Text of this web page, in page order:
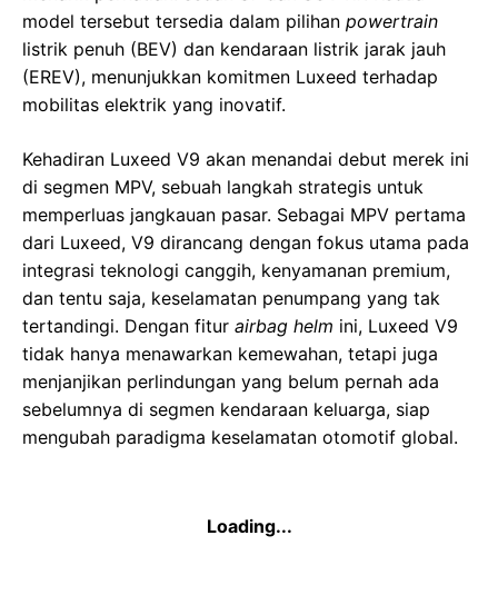
model tersebut tersedia dalam pilihan powertrain
listrik penuh (BEV) dan kendaraan listrik jarak jauh
(EREV), menunjukkan komitmen Luxeed terhadap
mobilitas elektrik yang inovatif.
Kehadiran Luxeed V9 akan menandai debut merek ini
di segmen MPV, sebuah langkah strategis untuk
memperluas jangkauan pasar. Sebagai MPV pertama
dari Luxeed, V9 dirancang dengan fokus utama pada
integrasi teknologi canggih, kenyamanan premium,
dan tentu saja, keselamatan penumpang yang tak
tertandingi. Dengan fitur airbag helm ini, Luxeed V9
tidak hanya menawarkan kemewahan, tetapi juga
menjanjikan perlindungan yang belum pernah ada
sebelumnya di segmen kendaraan keluarga, siap
mengubah paradigma keselamatan otomotif global.
Loading...